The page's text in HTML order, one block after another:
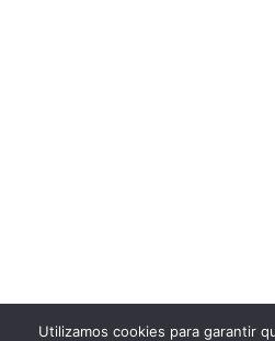
Utilizamos cookies para garantir